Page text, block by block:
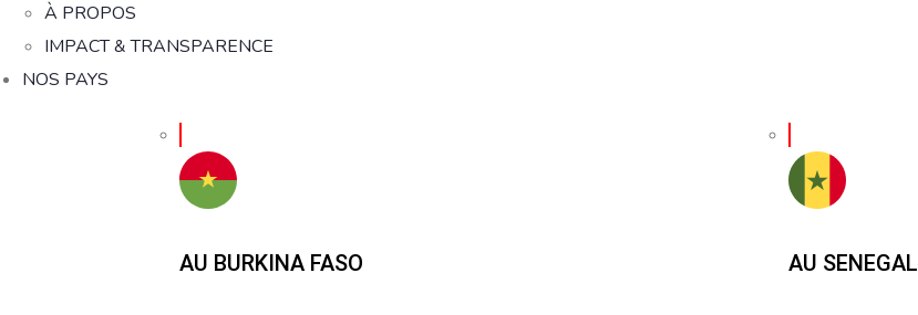
À PROPOS
IMPACT & TRANSPARENCE
NOS PAYS
AU BURKINA FASO AU SENEGAL